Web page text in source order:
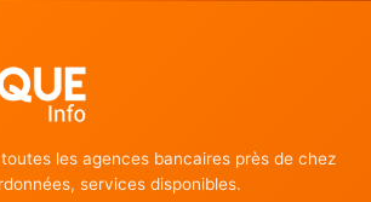
les agences bancaires près de chez
services disponibles.